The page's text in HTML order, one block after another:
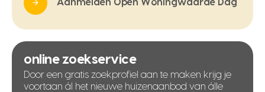
Aanmelden Open Woningwaarde Dag
online zoekservice
Door een gratis zoekprofiel aan te maken krijg je
voortaan ál het nieuwe huizenaanbod van álle